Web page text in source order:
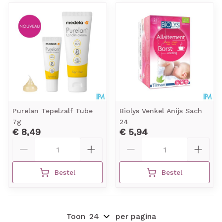
Purelan Tepelzalf Tube
7g
€ 8,49
Bestel
Biolys Venkel Anijs Sach
24
€ 5,94
Bestel
Toon per pagina